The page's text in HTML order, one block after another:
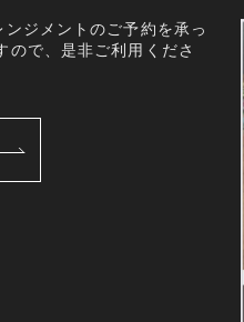
ジメントのご予約を承っ
ので、是非ご利用くださ